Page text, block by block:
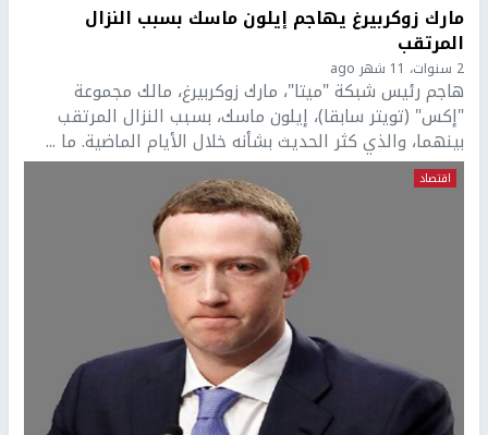
مارك زوكربيرغ يهاجم إيلون ماسك بسبب النزال
المرتقب
2 سنوات، 11 شهر ago
هاجم رئيس شبكة "ميتا"، مارك زوكربيرغ، مالك مجموعة
"إكس" (تويتر سابقا)، إيلون ماسك، بسبب النزال المرتقب
بينهما، والذي كثر الحديث بشأنه خلال الأيام الماضية. ما ...
اقتصاد